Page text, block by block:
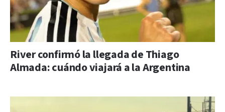
River confirmó la llegada de Thiago
Almada: cuándo viajará a la Argentina